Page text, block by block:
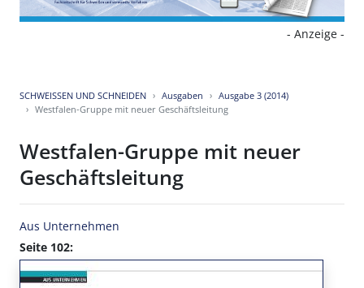
- Anzeige -
SCHWEISSEN UND SCHNEIDEN Ausgaben
Ausgabe 3 (2014)
Westfalen-Gruppe mit neuer Geschäftsleitung
Westfalen-Gruppe mit neuer
Geschäftsleitung
Aus Unternehmen
Seite 102: